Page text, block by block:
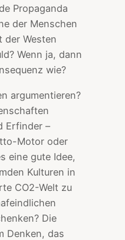
Propaganda
der Menschen
der Westen
Wenn ja, dann
wie?
argumentieren?
Erfinder –
Motor oder
eine gute Idee,
Kulturen in
CO2-Welt zu
Die
Denken, das